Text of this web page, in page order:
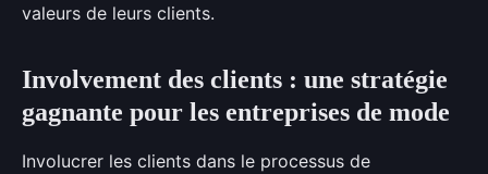
valeurs de leurs clients.
Involvement des clients : une stratégie
gagnante pour les entreprises de mode
Involucrer les clients dans le processus de